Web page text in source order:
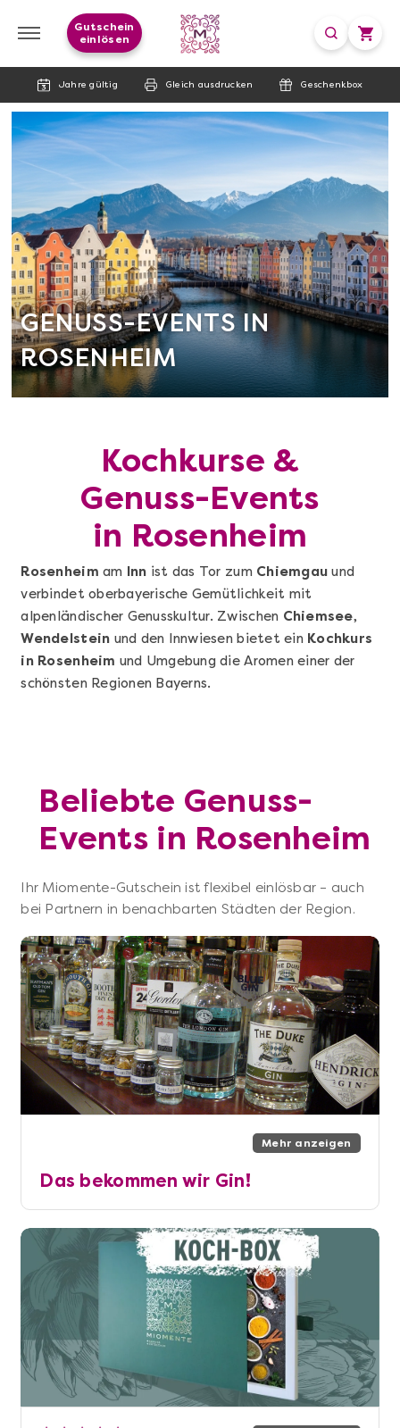
Jahre gültig Gleich ausdrucken Geschenkbox
Gutschein
einlösen
GENUSS-EVENTS IN
ROSENHEIM
Kochkurse &
Genuss-Events
in Rosenheim
Rosenheim am Inn ist das Tor zum Chiemgau und
verbindet oberbayerische Gemütlichkeit mit
alpenländischer Genusskultur. Zwischen Chiemsee,
Wendelstein und den Innwiesen bietet ein Kochkurs
in Rosenheim und Umgebung die Aromen einer der
schönsten Regionen Bayerns.
Beliebte Genuss-
Events in Rosenheim
Ihr Miomente-Gutschein ist flexibel einlösbar – auch
bei Partnern in benachbarten Städten der Region.
Mehr anzeigen
Das bekommen wir Gin!